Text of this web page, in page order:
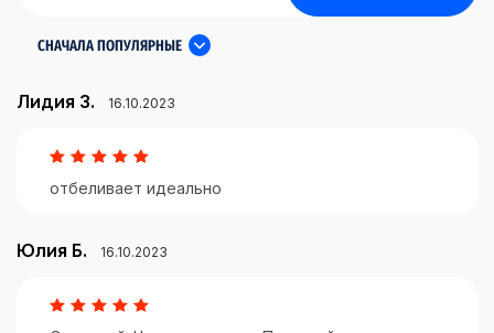
СНАЧАЛА ПОПУЛЯРНЫЕ
Лидия З. 16.10.2023
отбеливает идеально
Юлия Б. 16.10.2023